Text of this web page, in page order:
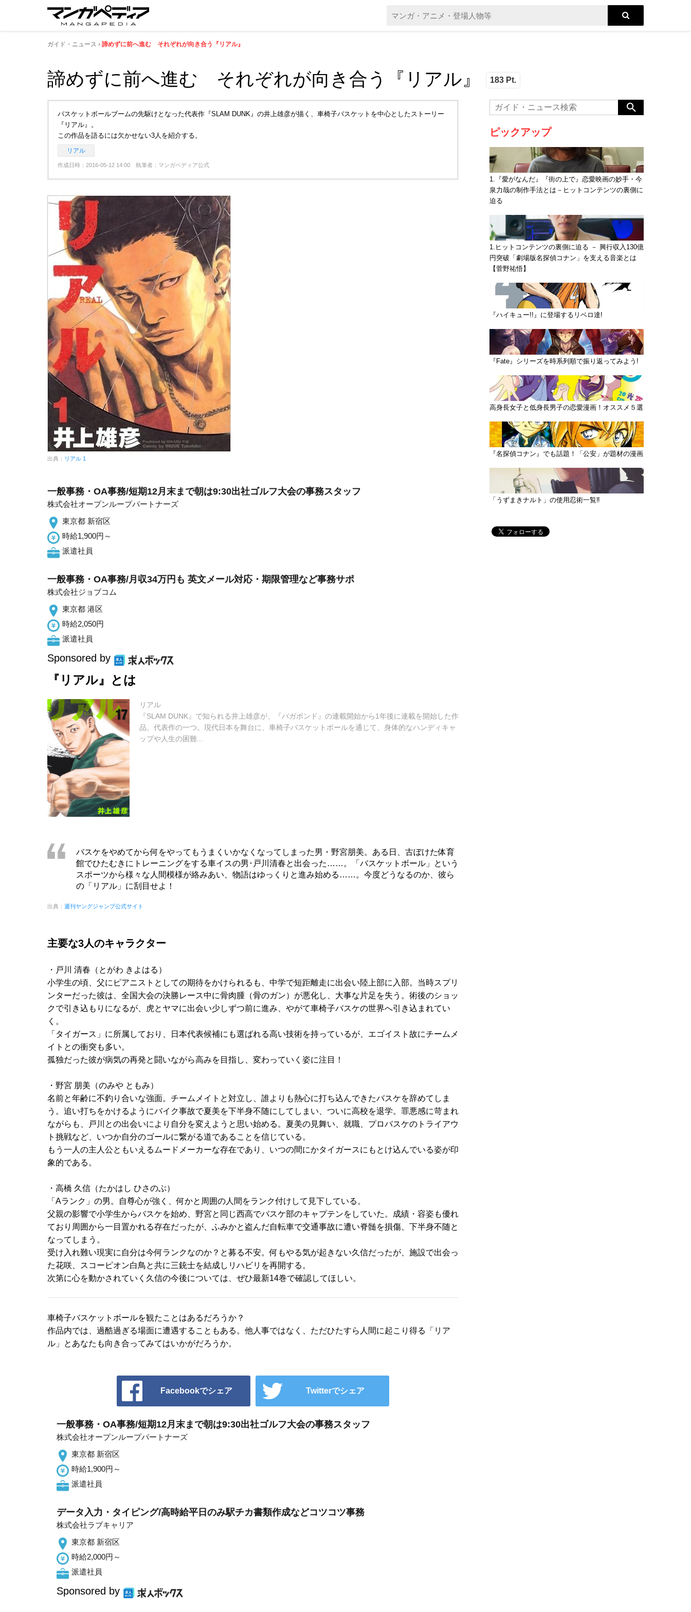
ガイド・ニュース 諦めずに前へ進む それぞれが向き合う『リアル』
諦めずに前へ進む それぞれが向き合う『リアル』 183 Pt.
バスケットボールブームの先駆けとなった代表作『SLAM DUNK』の井上雄彦が描く、車椅子バスケットを中心としたストーリー
『リアル』。
この作品を語るには欠かせない3人を紹介する。
リアル
作成日時：2016-05-12 14:00 執筆者：マンガペディア公式
出典： リアル 1
一般事務・OA事務/短期12月末まで朝は9:30出社ゴルフ大会の事務スタッフ
株式会社オープンループパートナーズ
東京都 新宿区
時給1,900円～
派遣社員
一般事務・OA事務/月収34万円も 英文メール対応・期限管理など事務サポ
株式会社ジョブコム
東京都 港区
時給2,050円
派遣社員
Sponsored by
『リアル』とは
リアル
『SLAM DUNK』で知られる井上雄彦が、『バガボンド』の連載開始から1年後に連載を開始した作
品。代表作の一つ。現代日本を舞台に、車椅子バスケットボールを通じて、身体的なハンディキャ
ップや人生の困難...
バスケをやめてから何をやってもうまくいかなくなってしまった男・野宮朋美。ある日、古ぼけた体育
館でひたむきにトレーニングをする車イスの男･戸川清春と出会った……。「バスケットボール」という
スポーツから様々な人間模様が絡みあい、物語はゆっくりと進み始める……。今度どうなるのか、彼ら
の「リアル」に刮目せよ！
出典： 週刊ヤングジャンプ公式サイト
主要な3人のキャラクター
・戸川 清春（とがわ きよはる）
小学生の頃、父にピアニストとしての期待をかけられるも、中学で短距離走に出会い陸上部に入部。当時スプリ
ンターだった彼は、全国大会の決勝レース中に骨肉腫（骨のガン）が悪化し、大事な片足を失う。術後のショッ
クで引き込もりになるが、虎とヤマに出会い少しずつ前に進み、やがて車椅子バスケの世界へ引き込まれてい
く。
「タイガース」に所属しており、日本代表候補にも選ばれる高い技術を持っているが、エゴイスト故にチームメ
イトとの衝突も多い。
孤独だった彼が病気の再発と闘いながら高みを目指し、変わっていく姿に注目！
・野宮 朋美（のみや ともみ）
名前と年齢に不釣り合いな強面。チームメイトと対立し、誰よりも熱心に打ち込んできたバスケを辞めてしま
う。追い打ちをかけるようにバイク事故で夏美を下半身不随にしてしまい、ついに高校を退学。罪悪感に苛まれ
ながらも、戸川との出会いにより自分を変えようと思い始める。夏美の見舞い、就職、プロバスケのトライアウ
ト挑戦など、いつか自分のゴールに繋がる道であることを信じている。
もう一人の主人公ともいえるムードメーカーな存在であり、いつの間にかタイガースにもとけ込んでいる姿が印
象的である。
・高橋 久信（たかはし ひさのぶ）
「Aランク」の男。自尊心が強く、何かと周囲の人間をランク付けして見下している。
父親の影響で小学生からバスケを始め、野宮と同じ西高でバスケ部のキャプテンをしていた。成績・容姿も優れ
ており周囲から一目置かれる存在だったが、ふみかと盗んだ自転車で交通事故に遭い脊髄を損傷、下半身不随と
なってしまう。
受け入れ難い現実に自分は今何ランクなのか？と募る不安。何もやる気が起きない久信だったが、施設で出会っ
た花咲、スコーピオン白鳥と共に三銃士を結成しリハビリを再開する。
次第に心を動かされていく久信の今後については、ぜひ最新14巻で確認してほしい。
車椅子バスケットボールを観たことはあるだろうか？
作品内では、過酷過ぎる場面に遭遇することもある。他人事ではなく、ただひたすら人間に起こり得る「リア
ル」とあなたも向き合ってみてはいかがだろうか。
Facebookでシェア Twitterでシェア
一般事務・OA事務/短期12月末まで朝は9:30出社ゴルフ大会の事務スタッフ
株式会社オープンループパートナーズ
東京都 新宿区
時給1,900円～
派遣社員
データ入力・タイピング/高時給平日のみ駅チカ書類作成などコツコツ事務
株式会社ラブキャリア
東京都 新宿区
時給2,000円～
派遣社員
Sponsored by
ピックアップ
1.『愛がなんだ』『街の上で』恋愛映画の妙手・今
泉力哉の制作手法とは－ヒットコンテンツの裏側に
迫る
1.ヒットコンテンツの裏側に迫る － 興行収入130億
円突破「劇場版名探偵コナン」を支える音楽とは
【菅野祐悟】
『ハイキュー!!』に登場するリベロ達!
『Fate』シリーズを時系列順で振り返ってみよう!
高身長女子と低身長男子の恋愛漫画！オススメ５選
『名探偵コナン』でも話題！「公安」が題材の漫画
「うずまきナルト」の使用忍術一覧‼